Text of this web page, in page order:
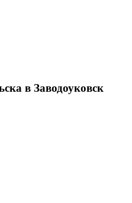
в Заводоуковск